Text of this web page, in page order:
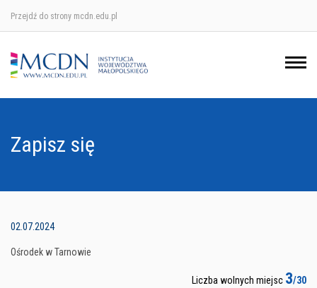
Przejdź do strony mcdn.edu.pl
Zapisz się
02.07.2024
Ośrodek w Tarnowie
Liczba wolnych miejsc 3/30
Ośrodek w Krakowie
Ośrodek w Nowym Sączu
Ośrodek w Tarnowie